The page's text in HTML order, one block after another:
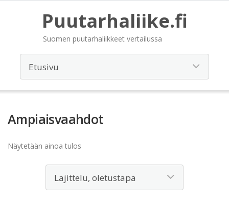
Puutarhaliike.fi
Suomen puutarhaliikkeet vertailussa
Ampiaisvaahdot
Näytetään ainoa tulos